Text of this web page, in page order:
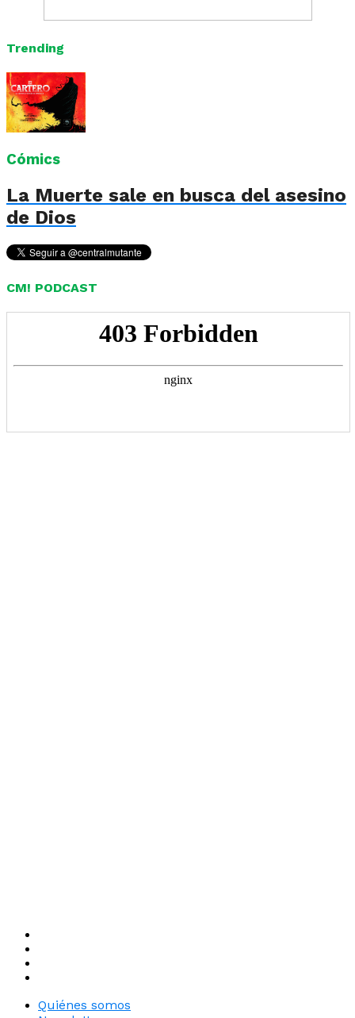
Trending
Cómics
La Muerte sale en busca del asesino
de Dios
CM! PODCAST
Quiénes somos